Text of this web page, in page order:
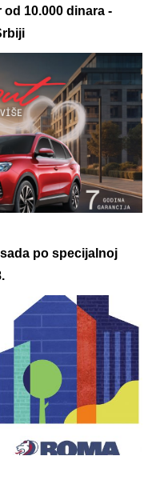
10.000 dinara -
po specijalnoj